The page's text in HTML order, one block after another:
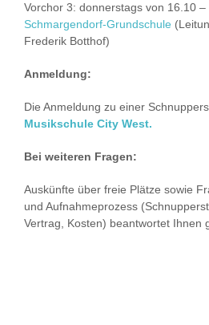
Vorchor 3: donnerstags von 16.10
Schmargendorf-Grundschule
Frederik Botthof)
Anmeldung:
Die Anmeldung zu einer
Musikschule City West.
Bei weiteren Fragen:
Auskünfte über freie Plätze sowie
und Aufnahmeprozess
Vertrag, Kosten) beantwortet Ihnen